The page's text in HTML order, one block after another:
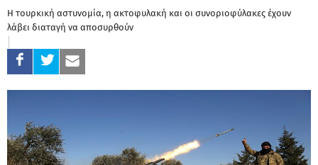
Η τουρκική αστυνομία, η ακτοφυλακή και οι συνοριοφύλακες έχουν
λάβει διαταγή να αποσυρθούν